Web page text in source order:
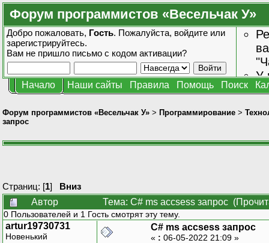
Форум программистов «Весельчак У»
Добро пожаловать, Гость. Пожалуйста, войдите или
зарегистрируйтесь.
Вам не пришло письмо с кодом активации?
У
Начало Наши сайты Правила Помощь Поиск
Форум программистов «Весельчак У» > Программирование >
запрос
Страниц: [1] Вниз
Автор
Тема: C# ms accsess запрос
0 Пользователей и 1 Гость смотрят эту тему.
artur19730731
Новенький
C# ms accsess запрос
« : 06-05-2022 21:09 »